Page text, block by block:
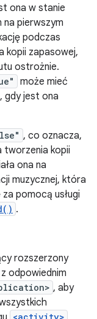
ona w stanie
na pierwszym
podczas
kopii zapasowej,
ostrożnie.
może mieć
gdy jest ona
, co oznacza,
tworzenia kopii
ona na
muzycznej, która
pomocą usługi
.
rozszerzony
odpowiednim
, aby